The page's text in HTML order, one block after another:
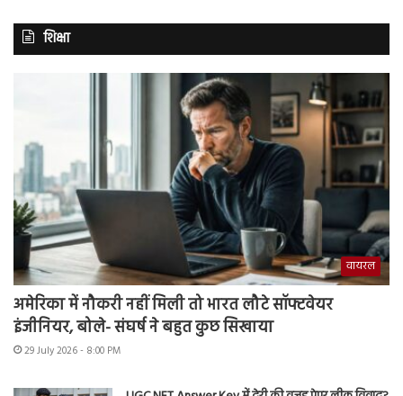
शिक्षा
वायरल
अमेरिका में नौकरी नहीं मिली तो भारत लौटे सॉफ्टवेयर
इंजीनियर, बोले- संघर्ष ने बहुत कुछ सिखाया
29 July 2026 - 8:00 PM